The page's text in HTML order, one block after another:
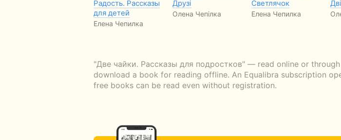
Радость. Рассказы
для детей
Елена Чепилка
Друзі
Олена Чепілка
Светлячок
Елена Чепилка
"Две чайки. Рассказы для подростков" — read online or
download a book for reading offline. An Equalibra subscription
free books can be read even without registration.